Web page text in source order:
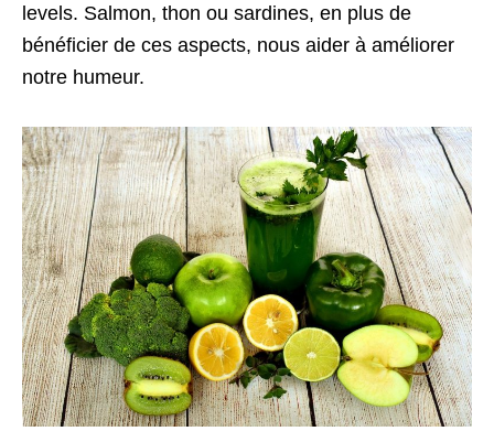
levels. Salmon, thon ou sardines, en plus de
bénéficier de ces aspects, nous aider à améliorer
notre humeur.